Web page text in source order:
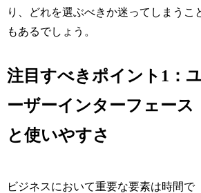
り、どれを選ぶべきか迷ってしまうこ
もあるでしょう。
注目すべきポイント1：
ーザーインターフェース
と使いやすさ
ビジネスにおいて重要な要素は時間で